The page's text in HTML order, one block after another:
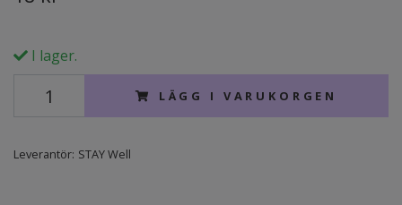
I lager.
LÄGG I VARUKORGEN
Leverantör: STAY Well